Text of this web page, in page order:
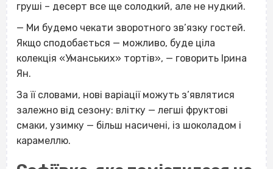
груші – десерт все ще солодкий, але не нудкий.
— Ми будемо чекати зворотного зв’язку гостей.
Якщо сподобається — можливо, буде ціла
колекція «Уманських» тортів», — говорить Ірина
Ян.
За її словами, нові варіації можуть з’являтися
залежно від сезону: влітку — легші фруктові
смаки, узимку — більш насичені, із шоколадом і
карамеллю.